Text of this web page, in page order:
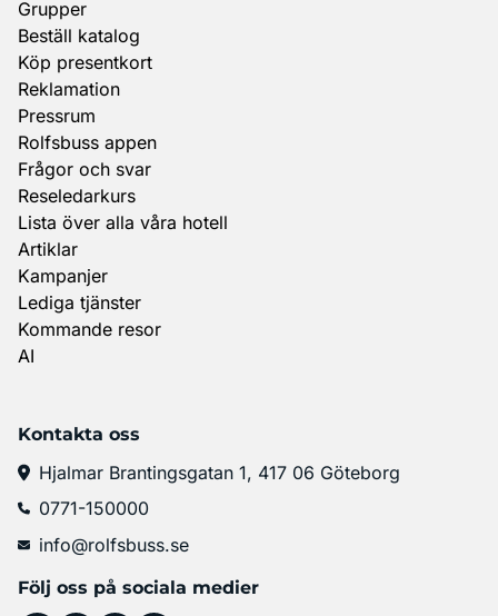
Grupper
Beställ katalog
Köp presentkort
Reklamation
Pressrum
Rolfsbuss appen
Frågor och svar
Reseledarkurs
Lista över alla våra hotell
Artiklar
Kampanjer
Lediga tjänster
Kommande resor
AI
Kontakta oss
Hjalmar Brantingsgatan 1, 417 06 Göteborg
0771-150000
info@rolfsbuss.se
Följ oss på sociala medier